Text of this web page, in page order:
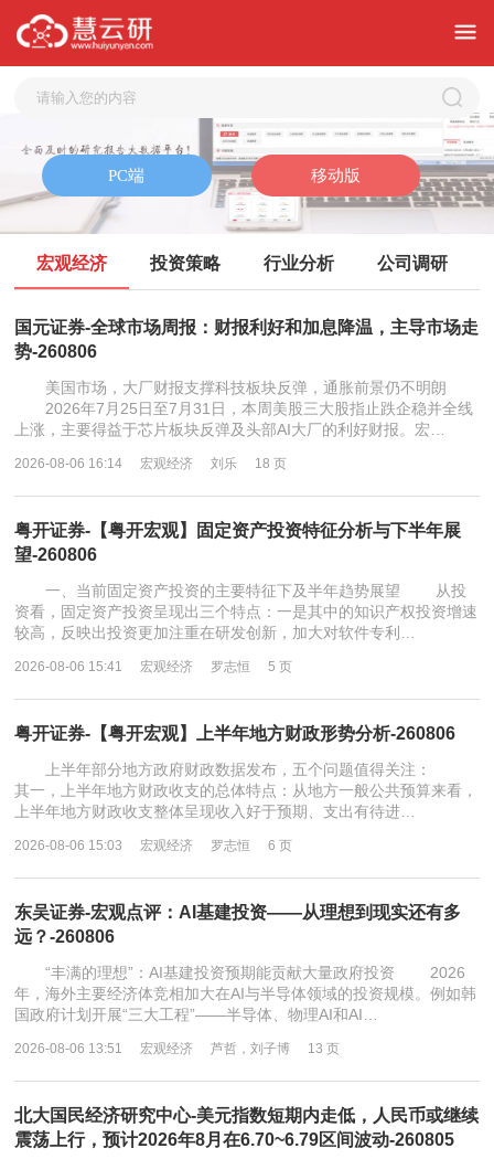
宏观经济 投资策略 行业分析 公司调研
国元证券-全球市场周报：财报利好和加息降温，主导市场走
势-260806
美国市场，大厂财报支撑科技板块反弹，通胀前景仍不明朗
2026年7月25日至7月31日，本周美股三大股指止跌企稳并全线
上涨，主要得益于芯片板块反弹及头部AI大厂的利好财报。宏…
2026-08-06 16:14 宏观经济 刘乐 18 页
粤开证券-【粤开宏观】固定资产投资特征分析与下半年展
望-260806
一、当前固定资产投资的主要特征下及半年趋势展望 从投
资看，固定资产投资呈现出三个特点：一是其中的知识产权投资增速
较高，反映出投资更加注重在研发创新，加大对软件专利…
2026-08-06 15:41 宏观经济 罗志恒 5 页
粤开证券-【粤开宏观】上半年地方财政形势分析-260806
上半年部分地方政府财政数据发布，五个问题值得关注：
其一，上半年地方财政收支的总体特点：从地方一般公共预算来看，
上半年地方财政收支整体呈现收入好于预期、支出有待进…
2026-08-06 15:03 宏观经济 罗志恒 6 页
东吴证券-宏观点评：AI基建投资——从理想到现实还有多
远？-260806
“丰满的理想”：AI基建投资预期能贡献大量政府投资 2026
年，海外主要经济体竞相加大在AI与半导体领域的投资规模。例如韩
国政府计划开展“三大工程”——半导体、物理AI和AI…
2026-08-06 13:51 宏观经济 芦哲，刘子博 13 页
北大国民经济研究中心-美元指数短期内走低，人民币或继续
震荡上行，预计2026年8月在6.70~6.79区间波动-260805